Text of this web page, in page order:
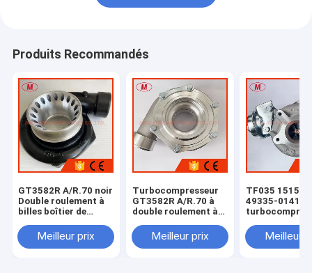
Produits Recommandés
GT3582R A/R.70 noir
Double roulement à
billes boîtier de
turbocompresseur
de 61,4/82 mm roue
Meilleur prix
Turbocompresseur
GT3582R A/R.70 à
double roulement à
compresseur POUR
roue de compresseur
Meilleur prix
TF035
49335-01410
4P00 diesel de
Mitsubishi
Meilleur